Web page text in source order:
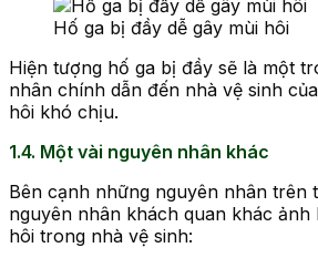
Hố ga bị đầy dễ gây mùi hôi
Hiện tượng hố ga bị đầy sẽ là một
nhân chính dẫn đến nhà vệ sinh
hôi khó chịu.
1.4. Một vài nguyên nhân khác
Bên cạnh những nguyên nhân trên
nguyên nhân khách quan khác ảnh
hôi trong nhà vệ sinh: